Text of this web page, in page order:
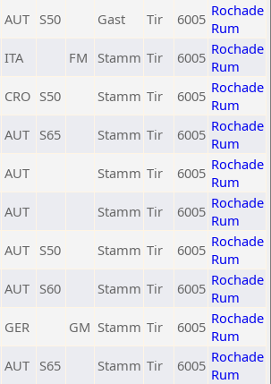
AUT S50 Gast Tir 6005 Rochade
Rum
ITA FM Stamm Tir 6005 Rochade
Rum
CRO S50 Stamm Tir 6005 Rochade
Rum
AUT S65 Stamm Tir 6005 Rochade
Rum
AUT Stamm Tir 6005 Rochade
Rum
AUT Stamm Tir 6005 Rochade
Rum
AUT S50 Stamm Tir 6005 Rochade
Rum
AUT S60 Stamm Tir 6005 Rochade
Rum
GER GM Stamm Tir 6005 Rochade
Rum
AUT S65 Stamm Tir 6005 Rochade
Rum